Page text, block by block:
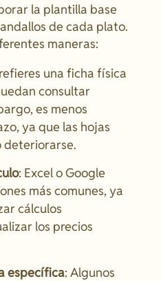
la plantilla base
de cada plato.
maneras:
una ficha física
consultar
es menos
ya que las hojas
deteriorarse.
: Excel o Google
más comunes, ya
cálculos
los precios
específica: Algunos